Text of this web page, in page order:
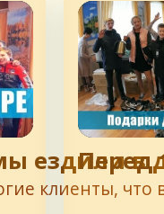
ездили в
клиенты, что
Перед